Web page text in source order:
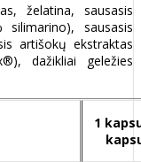
želatina, sausasis
sausasis
artišokų ekstraktas
dažikliai geležies
1